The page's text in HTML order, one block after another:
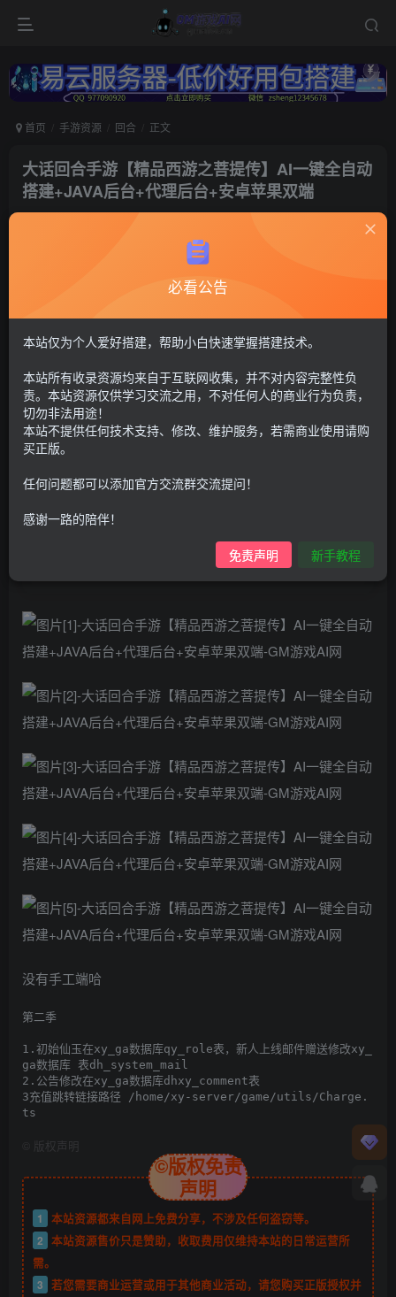
首页 手游资源 回合 正文
大话回合手游【精品西游之菩提传】AI一键全自动
搭建+JAVA后台+代理后台+安卓苹果双端
关注
大话西游35
多功能后台+安卓苹果双端
G币30 G币100
个人会员
购买前请先看完新手教程,未认真看完一切问题自行解决
仅支持云服务器搭建，适用于小白快速搭建，只能确保安卓正
bug，若后面因为bug或者其他原因导致游戏无法进入请自行解
决，仅供学习，请在24小时内删除！
没有手工端哈
第二季
1.初始仙玉在xy_ga数据库qy_role表，新人上线邮件赠送修改xy_
ga数据库 表dh_system_mail
2.公告修改在xy_ga数据库dhxy_comment表
3充值跳转链接路径 /home/xy-server/game/utils/Charge.
ts
版权声明
©版权免责
声明
1
本站资源都来自网上免费分享，不涉及任何盗窃等。
2 本站资源售价只是赞助，收取费用仅维持本站的日常运营所
需。
3 若您需要商业运营或用于其他商业活动，请您购买正版授权并
必看公告
本站仅为个人爱好搭建，帮助小白快速掌握搭建技术。
本站所有收录资源均来自于互联网收集，并不对内容完整性负
责。本站资源仅供学习交流之用，不对任何人的商业行为负责，
切勿非法用途！
本站不提供任何技术支持、修改、维护服务，若需商业使用请购
买正版。
任何问题都可以添加官方交流群交流提问！
感谢一路的陪伴！
免责声明 新手教程